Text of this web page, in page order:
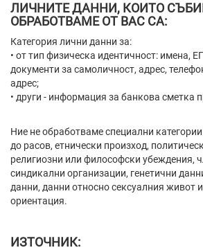
ЛИЧНИТЕ ДАННИ, КОИТО
ОБРАБОТВАМЕ ОТ ВАС СА:
Категория лични данни за:
• от тип физическа идентичност: имена,
документи за самоличност, адрес,
адрес;
• други - информация за банкова сметка
Ние не обработваме специални
до расов, етнически произход,
религиозни или философски убеждения,
синдикални организации, генетични
данни, данни относно сексуалния живот
ориентация.
ИЗТОЧНИК: